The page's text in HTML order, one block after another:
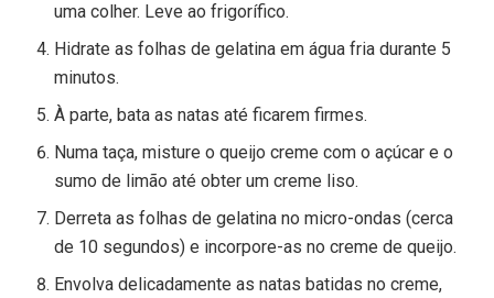
uma colher. Leve ao frigorífico.
Hidrate as folhas de gelatina em água fria durante 5
minutos.
À parte, bata as natas até ficarem firmes.
Numa taça, misture o queijo creme com o açúcar e o
sumo de limão até obter um creme liso.
Derreta as folhas de gelatina no micro-ondas (cerca
de 10 segundos) e incorpore-as no creme de queijo.
Envolva delicadamente as natas batidas no creme,